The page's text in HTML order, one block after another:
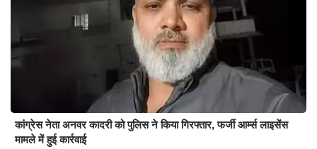
कांग्रेस नेता अनवर कादरी को पुलिस ने किया गिरफ्तार, फर्जी आर्म्स लाइसेंस
मामले में हुई कार्रवाई